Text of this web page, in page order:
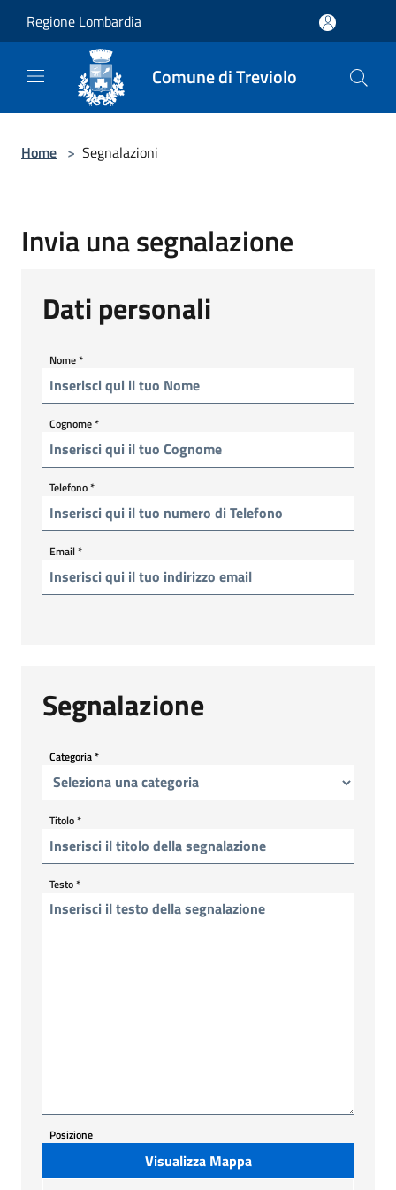
Regione Lombardia
Comune di Treviolo
Home > Segnalazioni
Invia una segnalazione
Dati personali
Nome*
Cognome*
Telefono*
Email*
Segnalazione
Categoria*
Titolo*
Testo*
Posizione
Visualizza Mappa